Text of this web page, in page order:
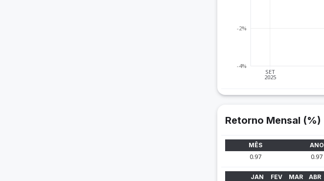
SET
2025
-4%
-2%
Retorno Mensal (%)
MÊS ANO
0.97 0.97
JAN FEV MAR ABR